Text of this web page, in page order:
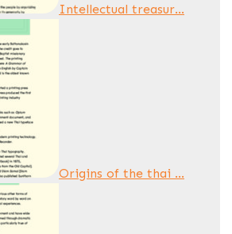
Intellectual treasur...
Origins of the thai ...